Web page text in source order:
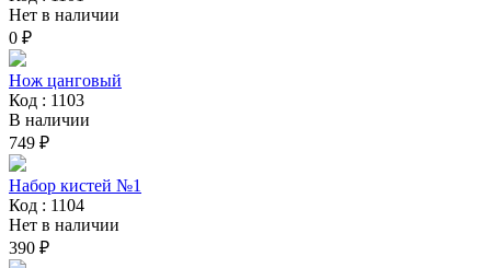
Нет в наличии
0 ₽
Нож цанговый
Код : 1103
В наличии
749 ₽
Набор кистей №1
Код : 1104
Нет в наличии
390 ₽